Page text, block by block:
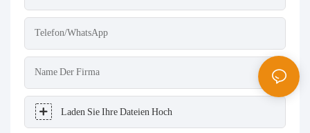
Telefon/WhatsApp
Name Der Firma
Laden Sie Ihre Dateien Hoch